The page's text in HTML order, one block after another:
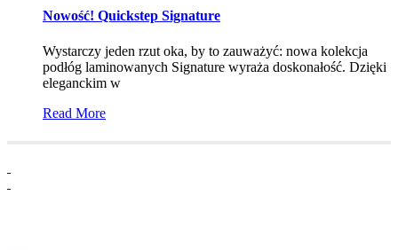
Nowość! Quickstep Signature
Wystarczy jeden rzut oka, by to zauważyć: nowa kolekcja
podłóg laminowanych Signature wyraża doskonałość. Dzięki
eleganckim w
Read More